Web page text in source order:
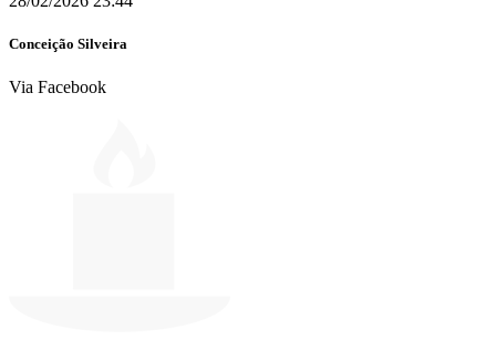
Conceição Silveira
Via Facebook